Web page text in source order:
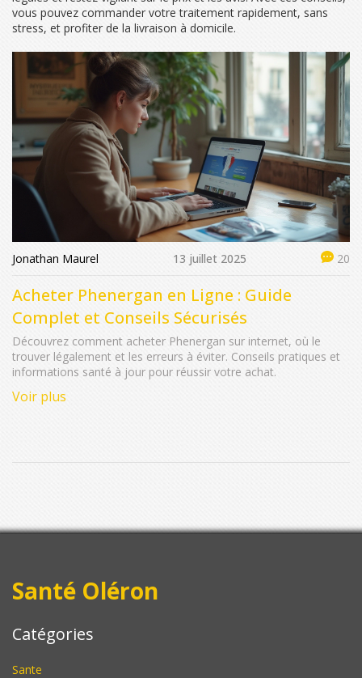
vous pouvez commander votre traitement rapidement, sans
stress, et profiter de la livraison à domicile.
Jonathan Maurel 13 juillet 2025 20
Acheter Phenergan en Ligne : Guide
Complet et Conseils Sécurisés
Découvrez comment acheter Phenergan sur internet, où le
trouver légalement et les erreurs à éviter. Conseils pratiques et
informations santé à jour pour réussir votre achat.
Voir plus
Santé Oléron
Catégories
Sante